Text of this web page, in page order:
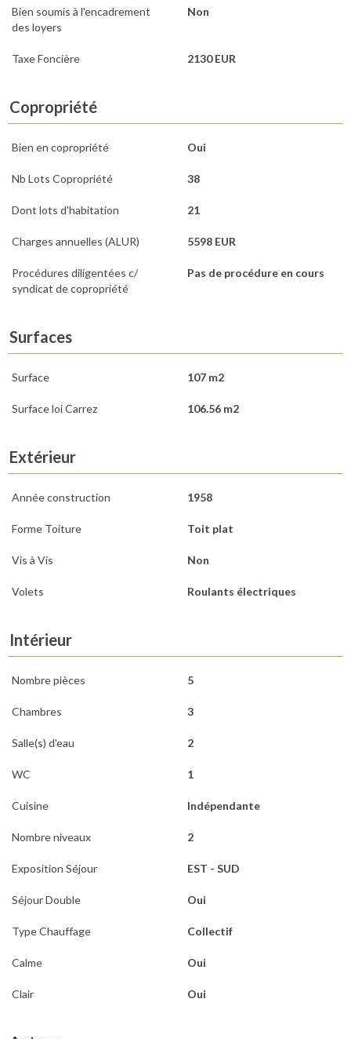
Bien soumis à l'encadrement
des loyers
Non
Taxe Foncière 2130 EUR
Copropriété
Bien en copropriété Oui
Nb Lots Copropriété 38
Dont lots d'habitation 21
Charges annuelles (ALUR) 5598 EUR
Procédures diligentées c/
syndicat de copropriété
Pas de procédure en cours
Surfaces
Surface 107 m2
Surface loi Carrez 106.56 m2
Extérieur
Année construction 1958
Forme Toiture Toit plat
Vis à Vis Non
Volets Roulants électriques
Intérieur
Nombre pièces 5
Chambres 3
Salle(s) d'eau 2
WC 1
Cuisine Indépendante
Nombre niveaux 2
Exposition Séjour EST - SUD
Séjour Double Oui
Type Chauffage Collectif
Calme Oui
Clair Oui